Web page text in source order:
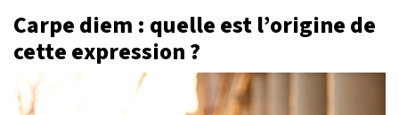
Carpe diem : quelle est l’origine de
cette expression ?